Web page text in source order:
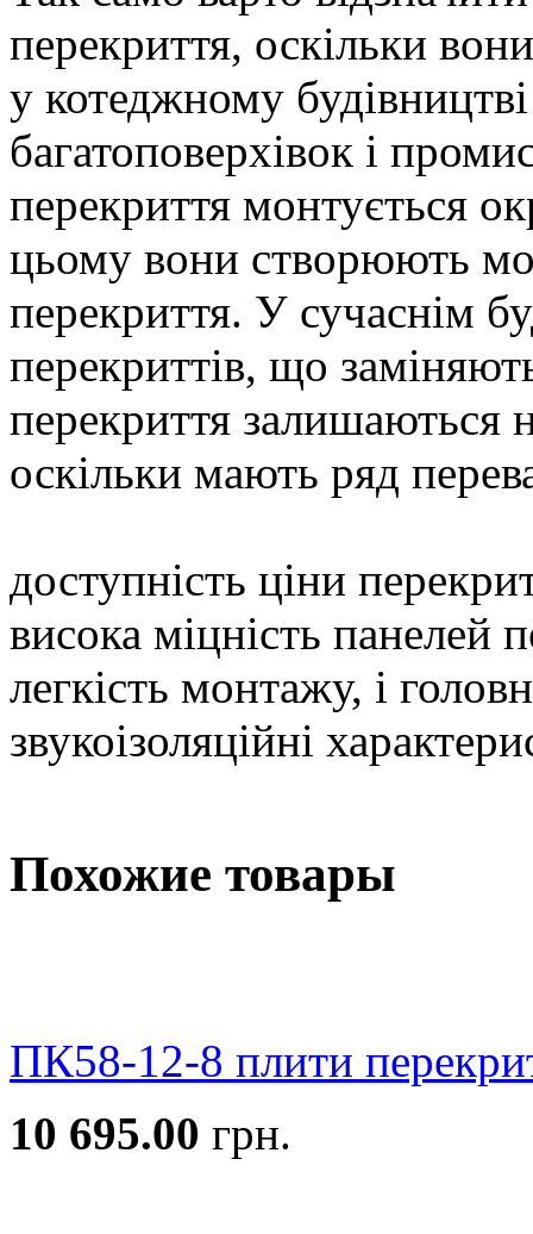
перекриття, оскільки
у котеджному будівництві
багатоповерхівок і
перекриття монтується
цьому вони створюють
перекриття. У сучаснім
перекриттів, що
перекриття
оскільки мають ряд
доступність ціни
висока міцність панелей
легкість монтажу, і
звукоізоляційні
Похожие товары
ПК58-12-8 плити
10 695.00 грн.